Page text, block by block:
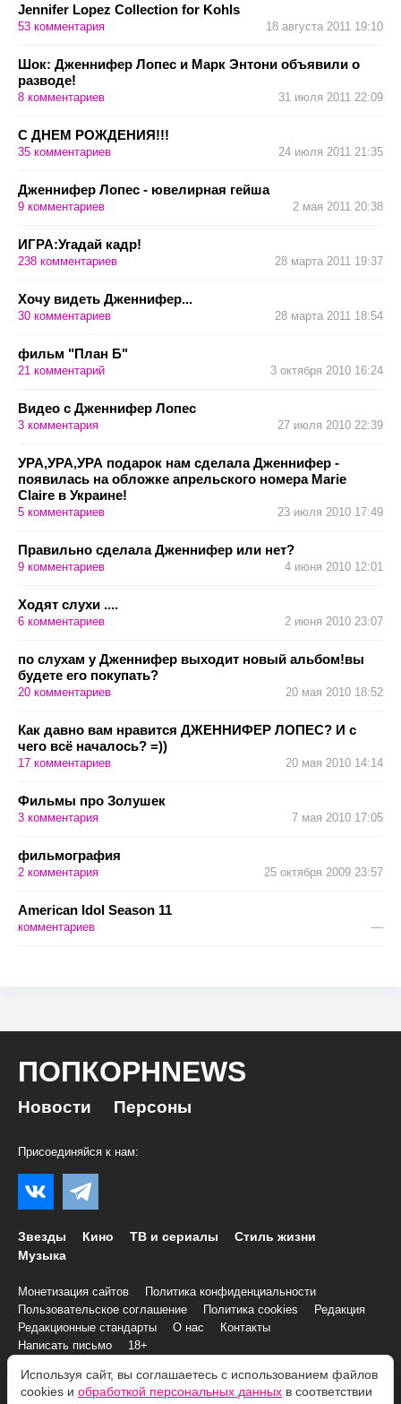
Jennifer Lopez Collection for Kohls
53 комментария 18 августа 2011 19:10
Шок: Дженнифер Лопес и Марк Энтони объявили о
разводе!
8 комментариев 31 июля 2011 22:09
С ДНЕМ РОЖДЕНИЯ!!!
35 комментариев 24 июля 2011 21:35
Дженнифер Лопес - ювелирная гейша
9 комментариев 2 мая 2011 20:38
ИГРА:Угадай кадр!
238 комментариев 28 марта 2011 19:37
Хочу видеть Дженнифер...
30 комментариев 28 марта 2011 18:54
фильм "План Б"
21 комментарий 3 октября 2010 16:24
Видео с Дженнифер Лопес
3 комментария 27 июля 2010 22:39
УРА,УРА,УРА подарок нам сделала Дженнифер -
появилась на обложке апрельского номера Marie
Claire в Украине!
5 комментариев 23 июля 2010 17:49
Правильно сделала Дженнифер или нет?
9 комментариев 4 июня 2010 12:01
Ходят слухи ....
6 комментариев 2 июня 2010 23:07
по слухам у Дженнифер выходит новый альбом!вы
будете его покупать?
20 комментариев 20 мая 2010 18:52
Как давно вам нравится ДЖЕННИФЕР ЛОПЕС? И с
чего всё началось? =))
17 комментариев 20 мая 2010 14:14
Фильмы про Золушек
3 комментария 7 мая 2010 17:05
фильмография
2 комментария 25 октября 2009 23:57
American Idol Season 11
комментариев —
ПОПКОРНNEWS
Новости Персоны
Присоединяйся к нам:
Звезды Кино ТВ и сериалы
Стиль жизни
Музыка
Монетизация сайтов
Политика конфиденциальности
Пользовательское соглашение
Политика cookies
Редакция
Редакционные стандарты
О нас
Контакты
Написать письмо
18+
© 2007–2026 Все права и материалы принадлежат
Используя сайт, вы соглашаетесь с использованием файлов
cookies и обработкой персональных данных в соответствии